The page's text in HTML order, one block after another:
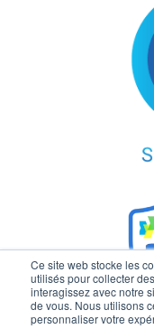
Ce site web stocke les
utilisés pour collecter
interagissez avec notre
de vous. Nous utilisons
personnaliser votre